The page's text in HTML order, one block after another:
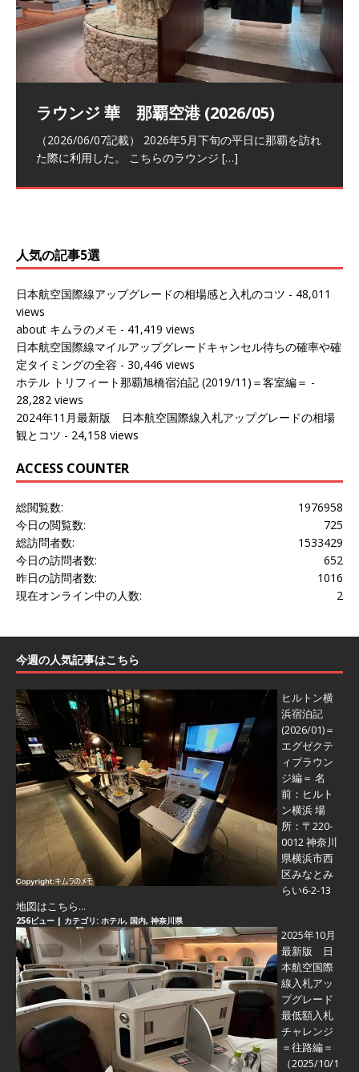
祝！日本航空・マリオットの戦略パー
トナーシップによるFOP無料付与とス
テイタスマッチ
ラウンジ 華 那覇空港 (2026/05)
（2026/06/07記載） 2026年5月下旬の平日に那覇を訪れ
た際に利用した。 こちらのラウンジ […]
The Coral Executive Lounge スワ
ンナプーム国際空港国内線ラウンジ
(2026/01)
日本航空 羽田空港国際線ファースト
クラスラウンジ (2026/01)
（2026/03/18記載） 2026年1月、毎年恒例の新年の羽田
バンコクエアウェイズ スワンナプー
ム国際空港国内線ラウンジ (2026/01)
（2026/03/13記載） 2026年1月上旬にバンコク経由でチ
人気の記事5選
日本航空国際線アップグレードの相場感と入札のコツ - 48,011
views
about キムラのメモ - 41,419 views
日本航空国際線マイルアップグレードキャンセル待ちの確率や確
定タイミングの全容 - 30,446 views
ホテル トリフィート那覇旭橋宿泊記 (2019/11)＝客室編＝ -
28,282 views
2024年11月最新版 日本航空国際線入札アップグレードの相場
観とコツ - 24,158 views
ACCESS COUNTER
1976958
総閲覧数:
725
今日の閲覧数:
1533429
総訪問者数:
652
今日の訪問者数:
1016
昨日の訪問者数:
2
現在オンライン中の人数:
今週の人気記事はこちら
ヒルトン横
浜宿泊記
(2026/01)＝
エグゼクテ
ィブラウン
ジ編＝ 名
前：ヒルト
ン横浜 場
所：〒220-
0012 神奈川
県横浜市西
区みなとみ
らい6-2-13
地図はこちら...
256ビュー | カテゴリ: ホテル, 国内, 神奈川県
2025年10月
最新版 日
本航空国際
線入札アッ
プグレード
最低額入札
チャレンジ
＝往路編＝
（2025/10/1